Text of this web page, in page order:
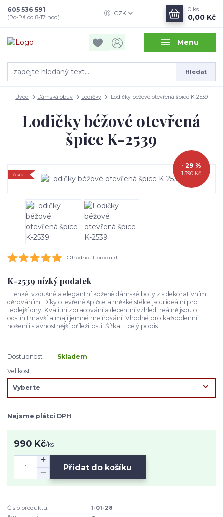
Menu
CZK
Hledat
605 536 591
(Po-Pá od 8-17 hod)
0 ks
0,00 Kč
Úvod Dámská obuv Lodičky Lodičky béžové otevřená špice K-2539
Lodičky béžové otevřená
špice K-2539
Akce 1 390 Kč
- 29 %
Ohodnotit produkt
K-2539 nízký podatek
Lehké, vzdušné a elegantní kožené dámské boty z s dekorativním
děrováním. Díky otevřené špičce a měkké stélce jsou ideální pro
teplejší dny. Kvalitní zpracování a decentní vzhled, reálně jsou o
odstín tmavší a mají jemné melírování. Vhodné pro každodenní
nošení i slavnostnější příležitosti. Šířka ... celý popis
Dostupnost
Skladem
Velikost
Nejsme plátci DPH
990 Kč/ks
Přidat do košíku
Číslo produktu:
1-01-28